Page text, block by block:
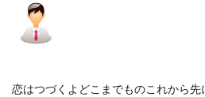
恋はつづくよどこまでものこれから